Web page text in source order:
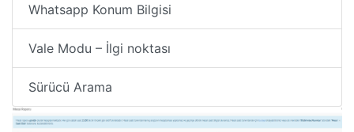
Whatsapp Konum Bilgisi
Vale Modu – İlgi noktası
Sürücü Arama